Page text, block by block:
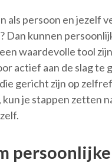
als persoon en jezelf
Dan kunnen
waardevolle tool
actief aan de slag te
gericht zijn op
je stappen zetten
persoonlijke